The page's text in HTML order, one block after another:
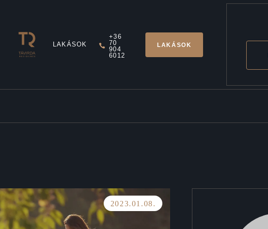
LAKÁSOK
+36
70
904
6012
LAKÁSOK
2023.01.08.